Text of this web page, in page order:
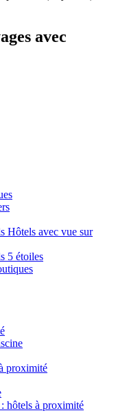
avec
Hôtels avec vue sur
5 étoiles
proximité
hôtels à proximité